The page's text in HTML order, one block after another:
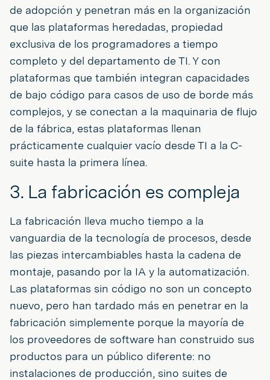
de adopción y penetran más en la organización
que las plataformas heredadas, propiedad
exclusiva de los programadores a tiempo
completo y del departamento de TI. Y con
plataformas que también integran capacidades
de bajo código para casos de uso de borde más
complejos, y se conectan a la maquinaria de flujo
de la fábrica, estas plataformas llenan
prácticamente cualquier vacío desde TI a la C-
suite hasta la primera línea.
3. La fabricación es compleja
La fabricación lleva mucho tiempo a la
vanguardia de la tecnología de procesos, desde
las piezas intercambiables hasta la cadena de
montaje, pasando por la IA y la automatización.
Las plataformas sin código no son un concepto
nuevo, pero han tardado más en penetrar en la
fabricación simplemente porque la mayoría de
los proveedores de software han construido sus
productos para un público diferente: no
instalaciones de producción, sino suites de